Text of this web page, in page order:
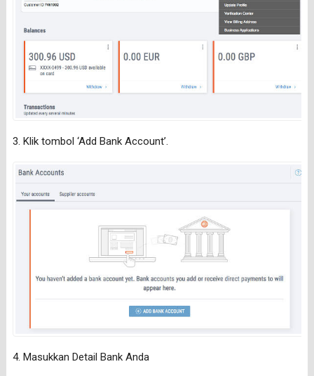
3. Klik tombol ‘Add Bank Account’.
4. Masukkan Detail Bank Anda